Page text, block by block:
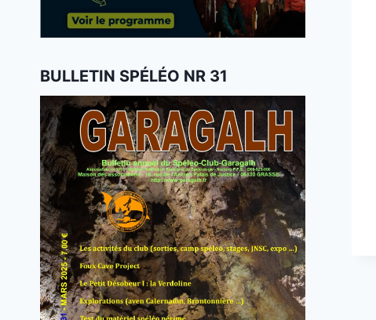
BULLETIN SPÉLÉO NR 31